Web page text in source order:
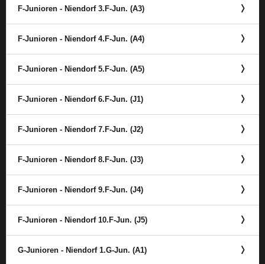
F-Junioren - Niendorf 3.F-Jun. (A3)
F-Junioren - Niendorf 4.F-Jun. (A4)
F-Junioren - Niendorf 5.F-Jun. (A5)
F-Junioren - Niendorf 6.F-Jun. (J1)
F-Junioren - Niendorf 7.F-Jun. (J2)
F-Junioren - Niendorf 8.F-Jun. (J3)
F-Junioren - Niendorf 9.F-Jun. (J4)
F-Junioren - Niendorf 10.F-Jun. (J5)
G-Junioren - Niendorf 1.G-Jun. (A1)